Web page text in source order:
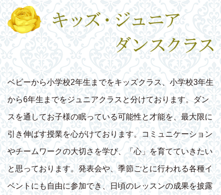
ベビーから小学校2年生までをキッズクラス、小学校3年生
から6年生までをジュニアクラスと分けております。ダン
スを通してお子様の眠っている可能性と才能を、最大限に
引き伸ばす授業を心がけております。コミュニケーション
やチームワークの大切さを学び、「心」を育てていきたい
と思っております。発表会や、季節ごとに行われる各種イ
ベントにも自由に参加でき、日頃のレッスンの成果を披露